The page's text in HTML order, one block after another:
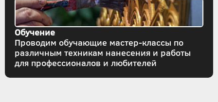
Обучение
Проводим обучающие мастер-классы по
различным техникам нанесения и работы
для профессионалов и любителей